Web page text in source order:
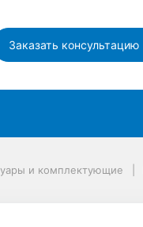
Заказать консультацию
и комплектующие